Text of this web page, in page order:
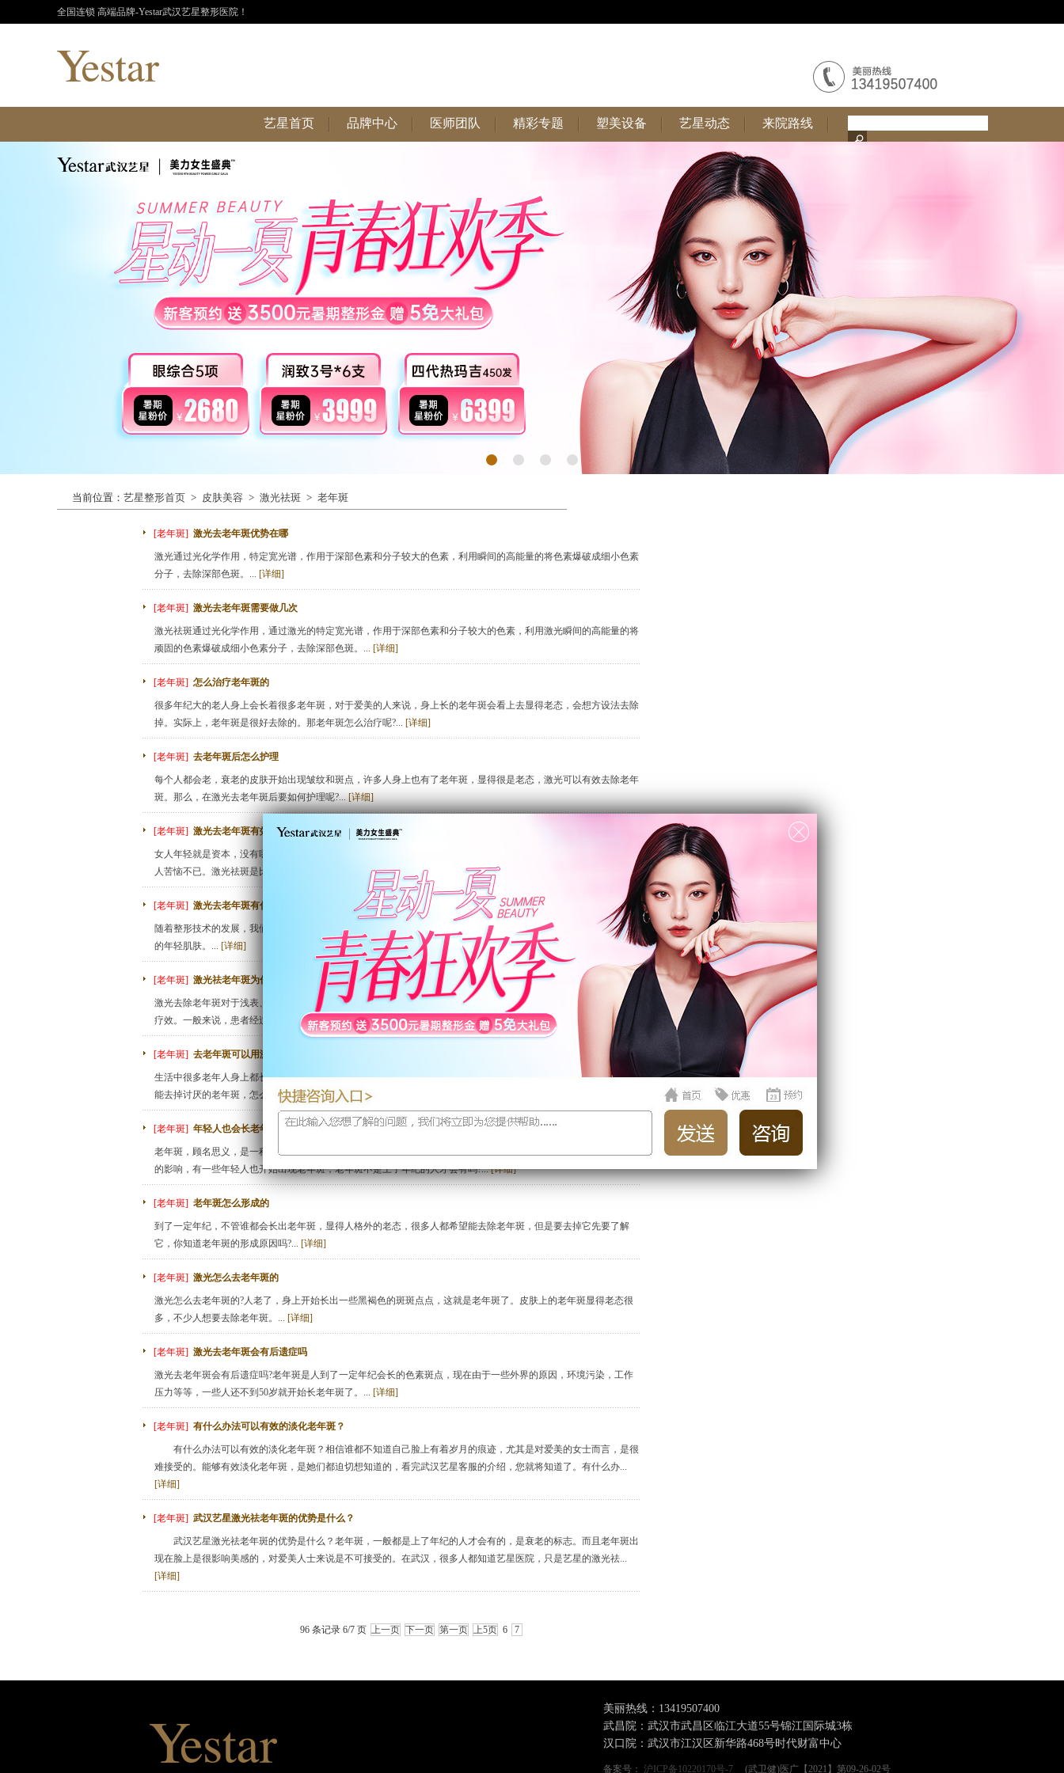
全国连锁 高端品牌-Yestar武汉艺星整形医院！
艺星首页 品牌中心 医师团队 精彩专题 塑美设备 艺星动态 来院路线
当前位置： 艺星整形首页 > 皮肤美容 > 激光祛斑 > 老年斑
[老年斑] 激光去老年斑优势在哪
激光通过光化学作用，特定宽光谱，作用于深部色素和分子较大的色素，利用瞬间的高能量的将色素爆破成细小色素
分子，去除深部色斑。... [详细]
[老年斑] 激光去老年斑需要做几次
激光祛斑通过光化学作用，通过激光的特定宽光谱，作用于深部色素和分子较大的色素，利用激光瞬间的高能量的将
顽固的色素爆破成细小色素分子，去除深部色斑。... [详细]
[老年斑] 怎么治疗老年斑的
很多年纪大的老人身上会长着很多老年斑，对于爱美的人来说，身上长的老年斑会看上去显得老态，会想方设法去除
掉。实际上，老年斑是很好去除的。那老年斑怎么治疗呢?... [详细]
[老年斑] 去老年斑后怎么护理
每个人都会老，衰老的皮肤开始出现皱纹和斑点，许多人身上也有了老年斑，显得很是老态，激光可以有效去除老年
斑。那么，在激光去老年斑后要如何护理呢?... [详细]
[老年斑] 激光去老年斑有效果吗
女人年轻就是资本，没有哪个女人愿意看到脸上出现年纪的沧桑痕迹，特别是现在，年纪轻轻就长了老年斑，让很多
人苦恼不已。激光祛斑是比较有效的祛斑方法，对老年斑会有效果吗?...
[详细]
[老年斑] 激光去老年斑有什么优势
随着整形技术的发展，我们可以通过专业的方法来治疗老年斑，目前激光能有效治疗老年斑，让您迅速拥有光彩迷人
的年轻肌肤。... [详细]
[老年斑] 激光祛老年斑为你再现年轻态
激光去除老年斑对于浅表、数目较多、具有色素性脂溢性角化患者，可用激光治疗或者采用彩光治疗，能达到良好的
疗效。一般来说，患者经过2-3次的治疗，可使表面光滑，皮损颜色接近正常皮肤颜色。...[详细]
[老年斑] 去老年斑可以用激光吗
生活中很多老年人身上都长着一些黑褐色的斑点，这就是老年斑，提醒着时间的流逝，带来了苍老感，很多人都希望
能去掉讨厌的老年斑，怎么去比较好呢?...[详细]
[老年斑] 年轻人也会长老年斑吗
老年斑，顾名思义，是一种通常在老年人身上的出现一种色素斑块，年轻人一般是不会长的。但近年来因为各种因素
的影响，有一些年轻人也开始出现老年斑，老年斑不是上了年纪的人才会有吗?...[详细]
[老年斑] 老年斑怎么形成的
到了一定年纪，不管谁都会长出老年斑，显得人格外的老态，很多人都希望能去除老年斑，但是要去掉它先要了解
它，你知道老年斑的形成原因吗?... [详细]
[老年斑] 激光怎么去老年斑的
激光怎么去老年斑的?人老了，身上开始长出一些黑褐色的斑斑点点，这就是老年斑了。皮肤上的老年斑显得老态很
多，不少人想要去除老年斑。... [详细]
[老年斑] 激光去老年斑会有后遗症吗
激光去老年斑会有后遗症吗?老年斑是人到了一定年纪会长的色素斑点，现在由于一些外界的原因，环境污染，工作
压力等等，一些人还不到50岁就开始长老年斑了。... [详细]
[老年斑] 有什么办法可以有效的淡化老年斑？
有什么办法可以有效的淡化老年斑？相信谁都不知道自己脸上有着岁月的痕迹，尤其是对爱美的女士而言，是很
难接受的。能够有效淡化老年斑，是她们都迫切想知道的，看完武汉艺星客服的介绍，您就将知道了。有什么办...
[详细]
[老年斑] 武汉艺星激光祛老年斑的优势是什么？
武汉艺星激光祛老年斑的优势是什么？老年斑，一般都是上了年纪的人才会有的，是衰老的标志。而且老年斑出
现在脸上是很影响美感的，对爱美人士来说是不可接受的。在武汉，很多人都知道艺星医院，只是艺星的激光祛...
[详细]
96 条记录 6/7 页 上一页 下一页 第一页 上5页 6 7
美丽热线： 13419507400
武昌院：武汉市武昌区临江大道55号锦江国际城3栋
汉口院：武汉市江汉区新华路468号时代财富中心
备案号： 沪ICP备10220170号-7 (武卫健)医广【2021】第09-26-02号